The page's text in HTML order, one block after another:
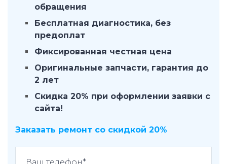
обращения
Бесплатная диагностика, без
предоплат
Фиксированная честная цена
Оригинальные запчасти, гарантия до
2 лет
Скидка 20% при оформлении заявки с
сайта!
Заказать ремонт со скидкой 20%